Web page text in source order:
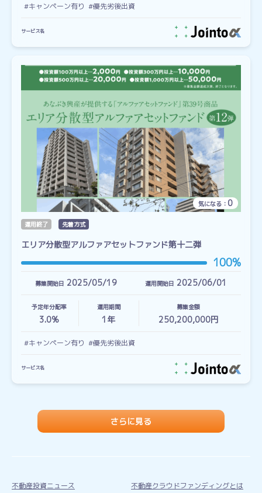
#キャンペーン有り #優先劣後出資
サービス名
気になる： 0
運用終了 先着方式
エリア分散型アルファアセットファンド第十二弾
100%
募集開始日 2025/05/19 運用開始日 2025/06/01
予定年分配率
3.0%
運用期間
1 年
募集金額
250,200,000円
#キャンペーン有り #優先劣後出資
サービス名
さらに見る
不動産投資ニュース 不動産クラウドファンディングとは